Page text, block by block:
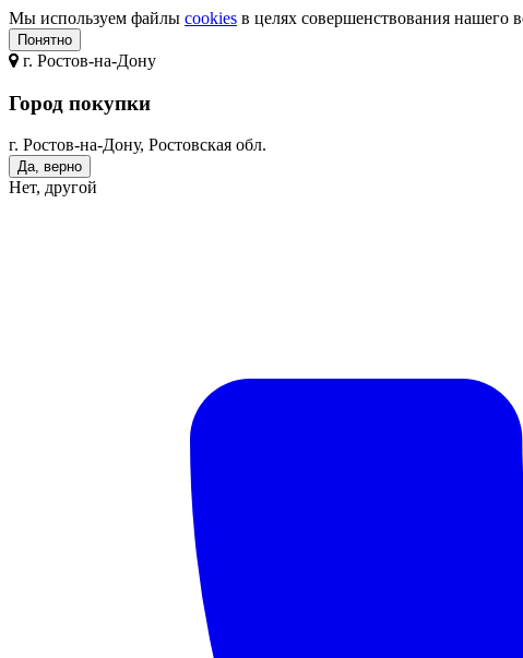
Мы используем файлы cookies в целях совершенствования нашего
Понятно
г. Ростов-на-Дону
Город покупки
г. Ростов-на-Дону, Ростовская обл.
Да, верно
Нет, другой